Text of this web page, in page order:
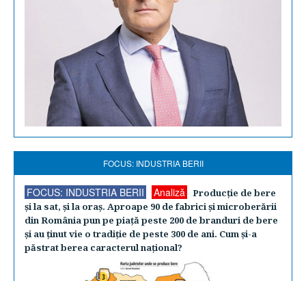
FOCUS: INDUSTRIA BERII
FOCUS: INDUSTRIA BERII Analiză
Producţie de bere
şi la sat, şi la oraş. Aproape 90 de fabrici şi microberării
din România pun pe piaţă peste 200 de branduri de bere
şi au ţinut vie o tradiţie de peste 300 de ani. Cum şi-a
păstrat berea caracterul naţional?